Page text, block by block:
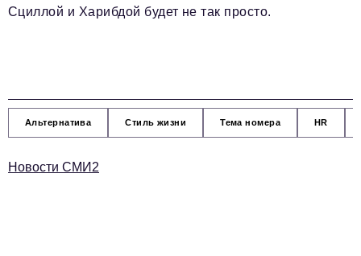
Сциллой и Харибдой будет не так просто.
Альтернатива Стиль жизни Тема номера HR
Новости СМИ2